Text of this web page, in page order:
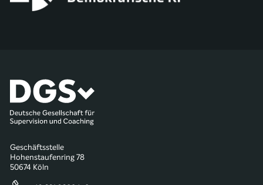
Geschäftsstelle
Hohenstaufenring 78
50674 Köln